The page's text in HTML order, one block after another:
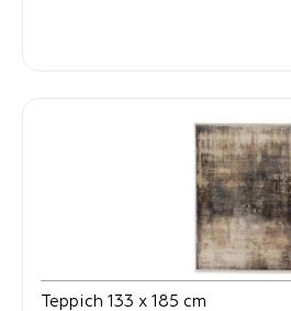
Teppich 133 x 185 cm